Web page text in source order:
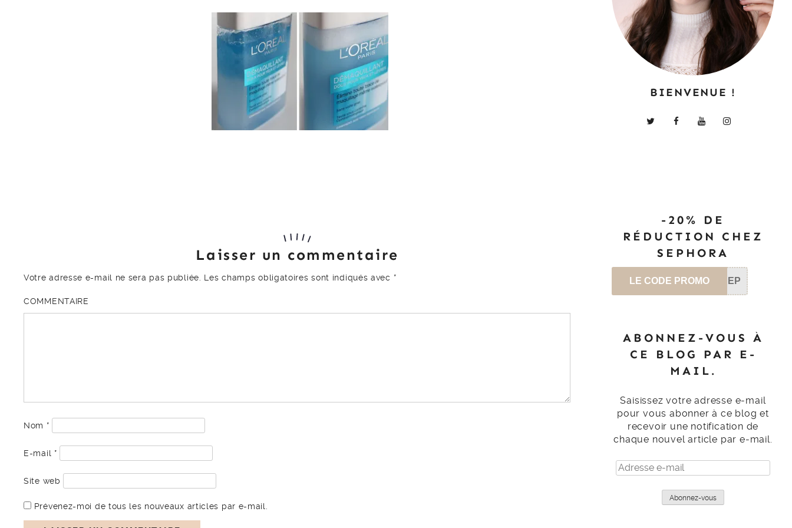
Laisser un commentaire
Votre adresse e-mail ne sera pas publiée. Les champs obligatoires sont indiqués avec *
COMMENTAIRE
Nom *
E-mail *
Site web
Prévenez-moi de tous les nouveaux articles par e-mail.
BIENVENUE !
-20% DE
RÉDUCTION CHEZ
SEPHORA
LE CODE PROMO SEP
ABONNEZ-VOUS À
CE BLOG PAR E-
MAIL.
Saisissez votre adresse e-mail
pour vous abonner à ce blog et
recevoir une notification de
chaque nouvel article par e-mail.
Adresse
e-
Abonnez-vous